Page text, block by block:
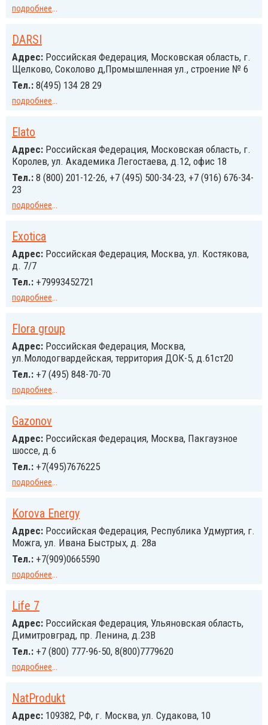
подробнее...
DARSI
Адрес: Российcкая Федерация, Московская область, г.
Щелково, Соколово д,Промышленная ул., строение № 6
Тел.: 8(495) 134 28 29
подробнее...
Elato
Адрес: Российcкая Федерация, Московская область, г.
Королев, ул. Академика Легостаева, д.12, офис 18
Тел.: 8 (800) 201-12-26, +7 (495) 500-34-23, +7 (916) 676-34-
23
подробнее...
Exotica
Адрес: Российcкая Федерация, Москва, ул. Костякова,
д. 7/7
Тел.: +79993452721
подробнее...
Flora group
Адрес: Российcкая Федерация, Москва,
ул.Молодогвардейская, территория ДОК-5, д.61ст20
Тел.: +7 (495) 848-70-70
подробнее...
Gazonov
Адрес: Российcкая Федерация, Москва, Пакгаузное
шоссе, д.6
Тел.: +7(495)7676225
подробнее...
Korova Energy
Адрес: Российcкая Федерация, Республика Удмуртия, г.
Можга, ул. Ивана Быстрых, д. 28а
Тел.: +7(909)0665590
подробнее...
Life 7
Адрес: Российcкая Федерация, Ульяновская область,
Димитровград, пр. Ленина, д.23В
Тел.: +7 (800) 777-96-50, 8(800)7779620
подробнее...
NatProdukt
Адрес: 109382, РФ, г. Москва, ул. Судакова, 10